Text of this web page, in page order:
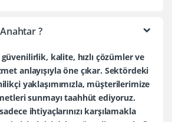
?
kalite, hızlı çözümler ve
anlayışıyla öne çıkar. Sektördeki
yaklaşımımızla, müşterilerimize
sunmayı taahhüt ediyoruz.
ihtiyaçlarınızı karşılamakla